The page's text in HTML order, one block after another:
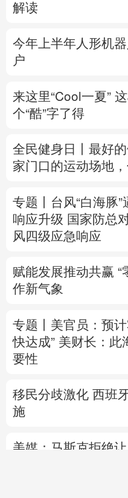
English
Русский язык
解读
今年上半年人形机
户
来这里“Cool一夏”
个“酷”字了得
全民健身日丨 最好
家门口的运动场地
专题丨 台风“白海豚
响应升级 国家防总
风四级应急响应
赋能发展推动共赢 “
作新气象
专题丨 美官员：预
快达成” 美财长：此
要性
移民分歧激化 西班
施
美媒：马斯克拒绝